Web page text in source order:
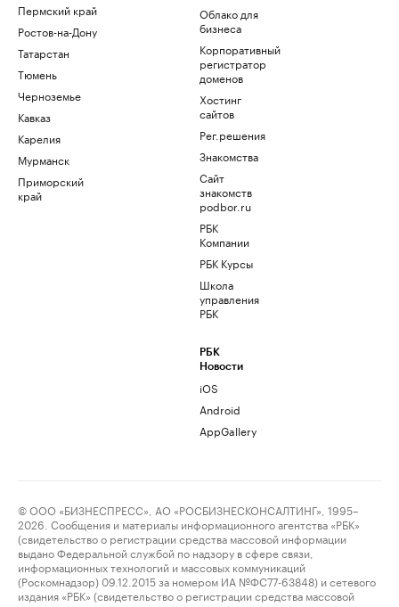
Пермский край
Ростов-на-Дону
Татарстан
Тюмень
Черноземье
Кавказ
Карелия
Мурманск
Приморский
край
Облако для
бизнеса
Корпоративный
регистратор
доменов
Хостинг
сайтов
Рег.решения
Знакомства
Сайт
знакомств
podbor.ru
РБК
Компании
РБК Курсы
Школа
управления
РБК
РБК
Новости
iOS
Android
AppGallery
© ООО «БИЗНЕСПРЕСС», АО «РОСБИЗНЕСКОНСАЛТИНГ», 1995–
2026. Сообщения и материалы информационного агентства «РБК»
(свидетельство о регистрации средства массовой информации
выдано Федеральной службой по надзору в сфере связи,
информационных технологий и массовых коммуникаций
(Роскомнадзор) 09.12.2015 за номером ИА №ФС77-63848) и сетевого
издания «РБК» (свидетельство о регистрации средства массовой